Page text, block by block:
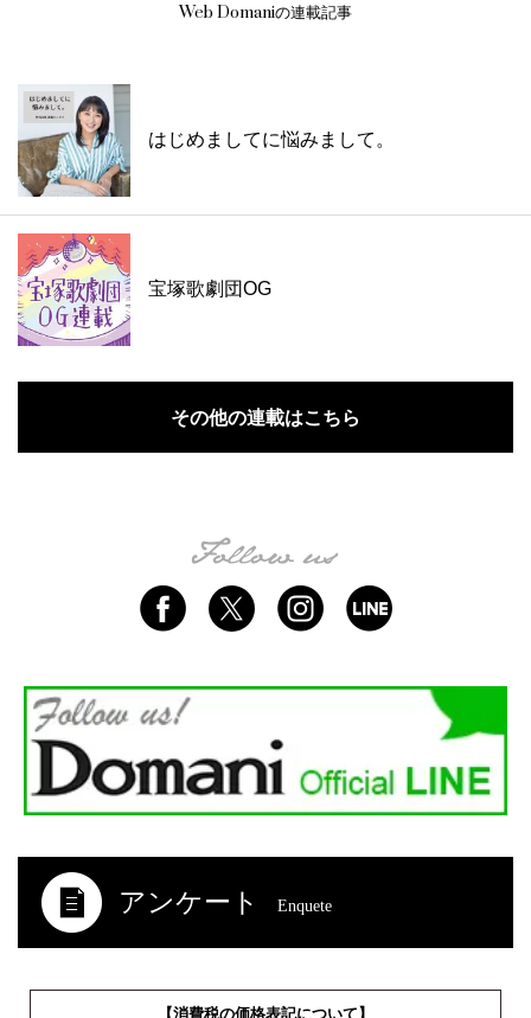
Web Domaniの連載記事
はじめましてに悩みまして。
宝塚歌劇団OG
その他の連載はこちら
アンケート Enquete
【消費税の価格表記について】